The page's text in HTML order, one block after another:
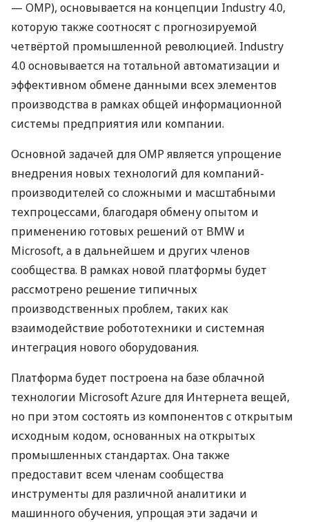
— OMP), основывается на концепции Industry 4.0,
которую также соотносят с прогнозируемой
четвёртой промышленной революцией. Industry
4.0 основывается на тотальной автоматизации и
эффективном обмене данными всех элементов
производства в рамках общей информационной
системы предприятия или компании.
Основной задачей дляOMP является упрощение
внедрения новых технологий для компаний-
производителей со сложными и масштабными
техпроцессами, благодаря обмену опытом и
применению готовых решений от BMW и
Microsoft, а в дальнейшем и других членов
сообщества. В рамках новой платформы будет
рассмотрено решение типичных
производственных проблем, таких как
взаимодействие робототехники и системная
интеграция нового оборудования.
Платформа будет построена на базе облачной
технологии Microsoft Azure для Интернета вещей,
но при этом состоять из компонентов с открытым
исходным кодом, основанных на открытых
промышленных стандартах. Она также
предоставит всем членам сообщества
инструменты для различной аналитики и
машинного обучения, упрощая эти задачи и